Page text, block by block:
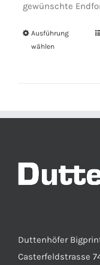
gewünschte
Ausführung
wählen
Duttenhöfer
Casterfeldstrasse